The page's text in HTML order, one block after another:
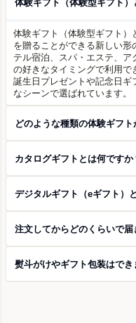
体験ギフト（体験型ギフト）
体験ギフト（体験型ギフト）
を贈ることができる新しい
テル宿泊、スパ・エステ、
の好きなタイミングで利用で
誕生日プレゼントや記念日ギ
なシーンで選ばれています。
どのような種類の体験ギフト
カタログギフトとは何ですか
デジタルギフト（eギフト）
注文してからどのくらいで届
熨斗がけやギフト包装はでき